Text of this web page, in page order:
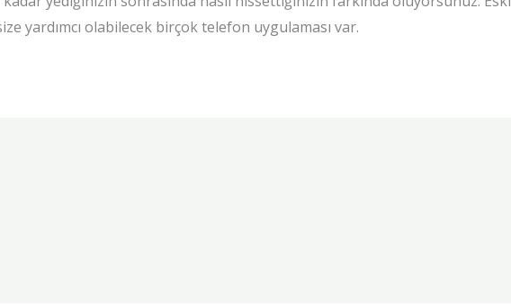
yardımcı olabilecek birçok telefon uygulaması var.